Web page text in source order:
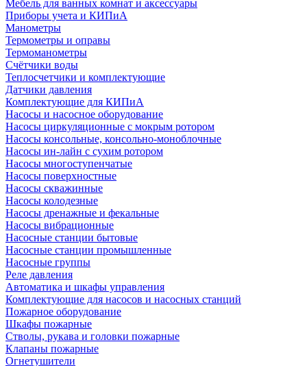
Мебель для ванных комнат и аксессуары
Приборы учета и КИПиА
Манометры
Термометры и оправы
Термоманометры
Счётчики воды
Теплосчетчики и комплектующие
Датчики давления
Комплектующие для КИПиА
Насосы и насосное оборудование
Насосы циркуляционные с мокрым ротором
Насосы консольные, консольно-моноблочные
Насосы ин-лайн с сухим ротором
Насосы многоступенчатые
Насосы поверхностные
Насосы скважинные
Насосы колодезные
Насосы дренажные и фекальные
Насосы вибрационные
Насосные станции бытовые
Насосные станции промышленные
Насосные группы
Реле давления
Автоматика и шкафы управления
Комплектующие для насосов и насосных станций
Пожарное оборудование
Шкафы пожарные
Стволы, рукава и головки пожарные
Клапаны пожарные
Огнетушители